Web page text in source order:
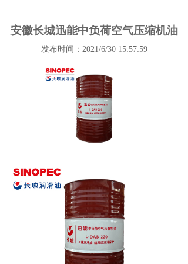
安徽长城迅能中负荷空气压缩机油
发布时间：2021/6/30 15:57:59